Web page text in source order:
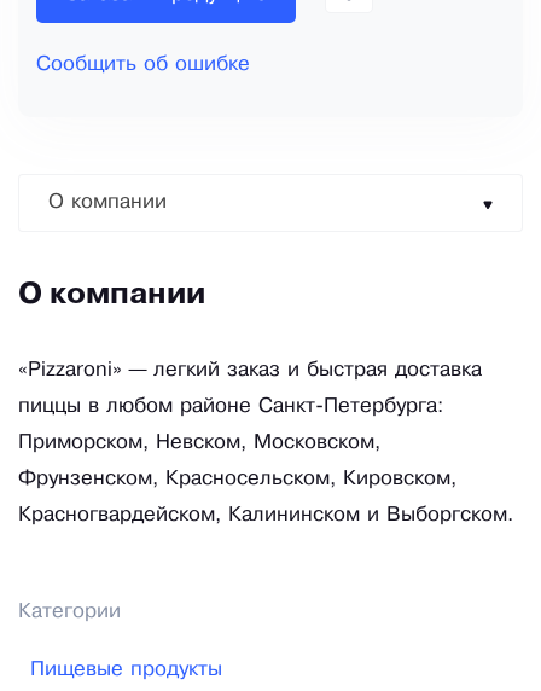
Сообщить об ошибке
О компании
О компании
«Pizzaroni» — легкий заказ и быстрая доставка
пиццы в любом районе Санкт-Петербурга:
Приморском, Невском, Московском,
Фрунзенском, Красносельском, Кировском,
Красногвардейском, Калининском и Выборгском.
Категории
Пищевые продукты